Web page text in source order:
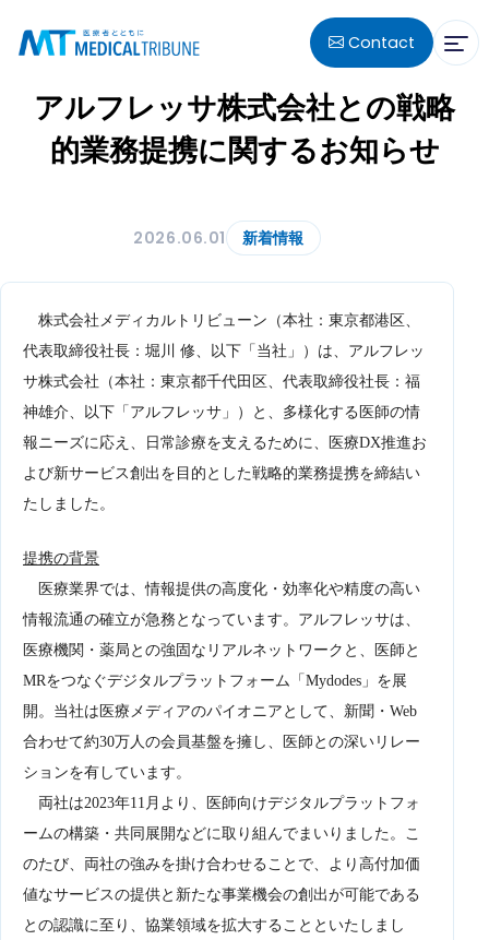
Contact
アルフレッサ株式会社との戦略
的業務提携に関するお知らせ
2026.06.01 新着情報
株式会社メディカルトリビューン（本社：東京都港区、
代表取締役社長：堀川 修、以下「当社」）は、アルフレッ
サ株式会社（本社：東京都千代田区、代表取締役社長：福
神雄介、以下「アルフレッサ」）と、多様化する医師の情
報ニーズに応え、日常診療を支えるために、医療DX推進お
よび新サービス創出を目的とした戦略的業務提携を締結い
たしました。
提携の背景
医療業界では、情報提供の高度化・効率化や精度の高い
情報流通の確立が急務となっています。アルフレッサは、
医療機関・薬局との強固なリアルネットワークと、医師と
MRをつなぐデジタルプラットフォーム「Mydodes」を展
開。当社は医療メディアのパイオニアとして、新聞・Web
合わせて約30万人の会員基盤を擁し、医師との深いリレー
ションを有しています。
両社は2023年11月より、医師向けデジタルプラットフォ
ームの構築・共同展開などに取り組んでまいりました。こ
のたび、両社の強みを掛け合わせることで、より高付加価
値なサービスの提供と新たな事業機会の創出が可能である
との認識に至り、協業領域を拡大することといたしまし